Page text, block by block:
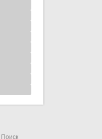
Поиск